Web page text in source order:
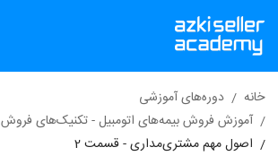
خانه
دوره‌های آموزشی
آموزش فروش بیمه‌های اتومبیل - تکنیک‌های فروش
اصول مهم مشتری‌مداری - قسمت 2